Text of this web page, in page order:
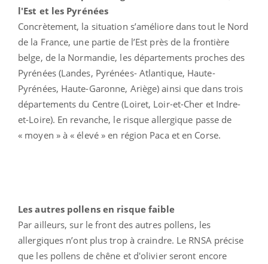
l'Est et les Pyrénées
Concrètement, la situation s’améliore dans tout le Nord
de la France, une partie de l’Est près de la frontière
belge, de la Normandie, les départements proches des
Pyrénées (Landes, Pyrénées- Atlantique, Haute-
Pyrénées, Haute-Garonne, Ariège) ainsi que dans trois
départements du Centre (Loiret, Loir-et-Cher et Indre-
et-Loire). En revanche, le risque allergique passe de
« moyen » à « élevé » en région Paca et en Corse.
Les autres pollens en risque faible
Par ailleurs, sur le front des autres pollens, les
allergiques n’ont plus trop à craindre. Le RNSA précise
que les pollens de chêne et d'olivier seront encore